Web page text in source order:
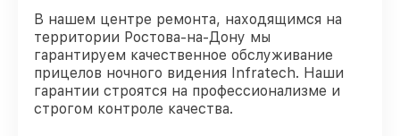
В нашем центре ремонта, находящимся на
территории Ростова-на-Дону мы
гарантируем качественное обслуживание
прицелов ночного видения Infratech. Наши
гарантии строятся на профессионализме и
строгом контроле качества.